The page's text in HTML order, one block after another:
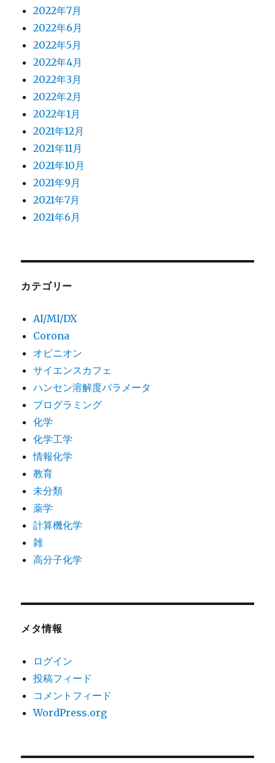
2022年7月
2022年6月
2022年5月
2022年4月
2022年3月
2022年2月
2022年1月
2021年12月
2021年11月
2021年10月
2021年9月
2021年7月
2021年6月
カテゴリー
AI/MI/DX
Corona
オピニオン
サイエンスカフェ
ハンセン溶解度パラメータ
プログラミング
化学
化学工学
情報化学
教育
未分類
薬学
計算機化学
雑
高分子化学
メタ情報
ログイン
投稿フィード
コメントフィード
WordPress.org